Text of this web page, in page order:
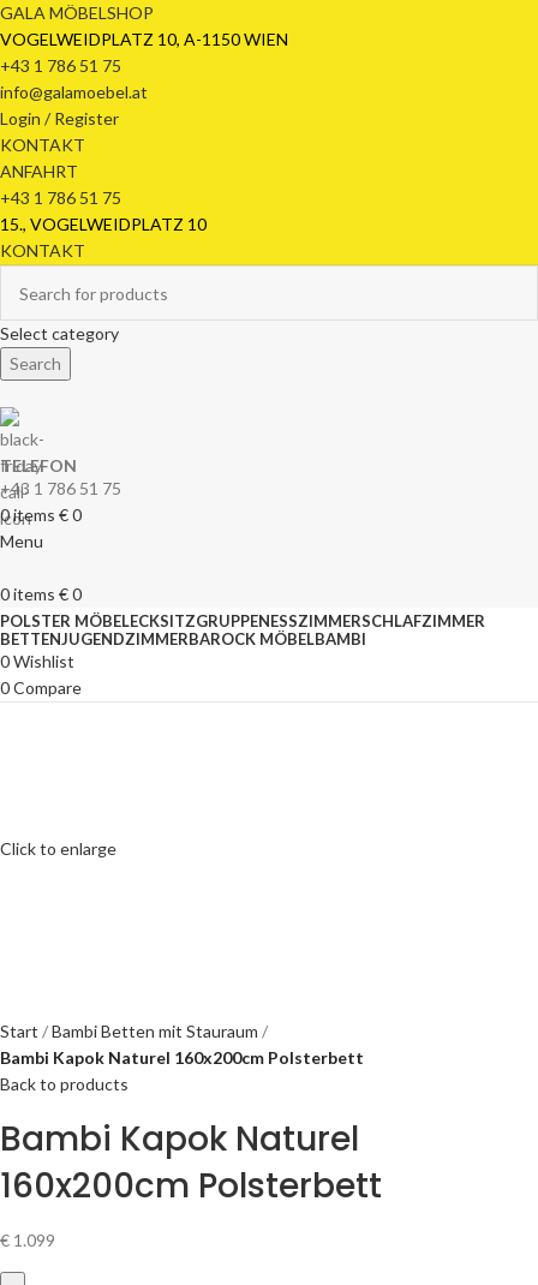
GALA MÖBELSHOP
VOGELWEIDPLATZ 10, A-1150 WIEN
+43 1 786 51 75
info@galamoebel.at
Login / Register
KONTAKT
ANFAHRT
+43 1 786 51 75
15., VOGELWEIDPLATZ 10
KONTAKT
Select category
Search
TELEFON
+43 1 786 51 75
0items €0
Menu
0items €0
POLSTER MÖBELECKSITZGRUPPENESSZIMMERSCHLAFZIMMER
BETTENJUGENDZIMMERBAROCK MÖBELBAMBI
0Wishlist
0Compare
Click to enlarge
Start
Bambi Betten mit Stauraum
Bambi Kapok Naturel 160x200cm Polsterbett
Back to products
Bambi Kapok Naturel
160x200cm Polsterbett
€ 1.099